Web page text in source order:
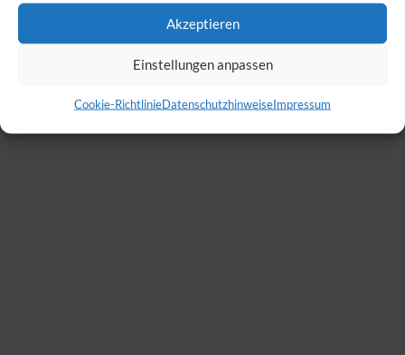
Akzeptieren
Einstellungen anpassen
Cookie-RichtlinieDatenschutzhinweiseImpressum